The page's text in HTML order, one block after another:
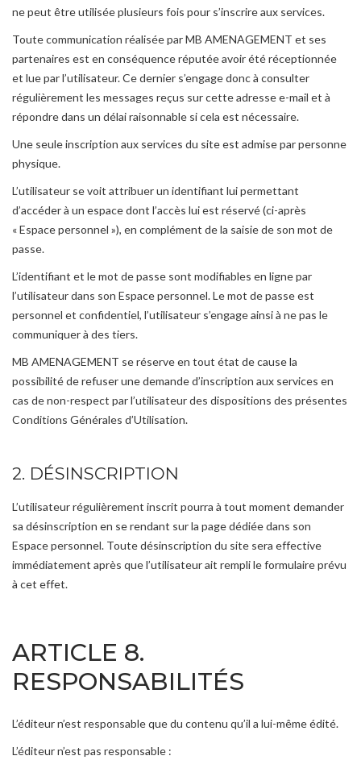
ne peut être utilisée plusieurs fois pour s’inscrire aux services.
Toute communication réalisée par MB AMENAGEMENT et ses
partenaires est en conséquence réputée avoir été réceptionnée
et lue par l’utilisateur. Ce dernier s’engage donc à consulter
régulièrement les messages reçus sur cette adresse e-mail et à
répondre dans un délai raisonnable si cela est nécessaire.
Une seule inscription aux services du site est admise par personne
physique.
L’utilisateur se voit attribuer un identifiant lui permettant
d’accéder à un espace dont l’accès lui est réservé (ci-après
« Espace personnel »), en complément de la saisie de son mot de
passe.
L’identifiant et le mot de passe sont modifiables en ligne par
l’utilisateur dans son Espace personnel. Le mot de passe est
personnel et confidentiel, l’utilisateur s’engage ainsi à ne pas le
communiquer à des tiers.
MB AMENAGEMENT se réserve en tout état de cause la
possibilité de refuser une demande d’inscription aux services en
cas de non-respect par l’utilisateur des dispositions des présentes
Conditions Générales d’Utilisation.
2. DÉSINSCRIPTION
L’utilisateur régulièrement inscrit pourra à tout moment demander
sa désinscription en se rendant sur la page dédiée dans son
Espace personnel. Toute désinscription du site sera effective
immédiatement après que l’utilisateur ait rempli le formulaire prévu
à cet effet.
ARTICLE 8.
RESPONSABILITÉS
L’éditeur n’est responsable que du contenu qu’il a lui-même édité.
L’éditeur n’est pas responsable :